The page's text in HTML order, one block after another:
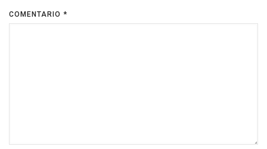
COMENTARIO *